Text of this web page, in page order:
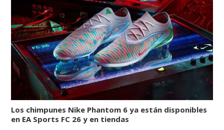
Los chimpunes Nike Phantom 6 ya están disponibles
en EA Sports FC 26 y en tiendas